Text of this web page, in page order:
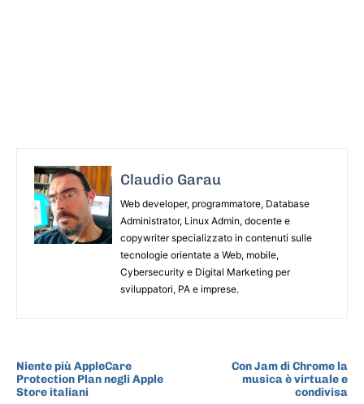
Claudio Garau
Web developer, programmatore, Database
Administrator, Linux Admin, docente e
copywriter specializzato in contenuti sulle
tecnologie orientate a Web, mobile,
Cybersecurity e Digital Marketing per
sviluppatori, PA e imprese.
Niente più AppleCare
Protection Plan negli Apple
Store italiani
Con Jam di Chrome la
musica è virtuale e
condivisa